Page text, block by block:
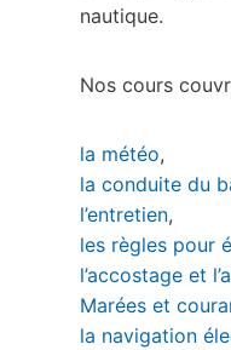
nautique.
Nos cours
la météo,
la conduite du
l’entretien,
les règles pour
l’accostage et
Marées et
la navigation